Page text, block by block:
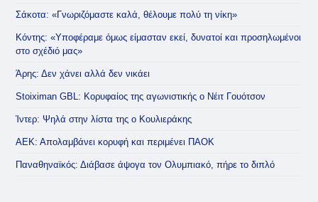
Σάκοτα: «Γνωριζόμαστε καλά, θέλουμε πολύ τη νίκη»
Κόντης: «Υποφέραμε όμως είμασταν εκεί, δυνατοί και προσηλωμένοι
στο σχέδιό μας»
Άρης: Δεν χάνει αλλά δεν νικάει
Stoiximan GBL: Κορυφαίος της αγωνιστικής ο Νέιτ Γουότσον
Ίντερ: Ψηλά στην λίστα της ο Κουλιεράκης
ΑΕΚ: Απολαμβάνει κορυφή και περιμένει ΠΑΟΚ
Παναθηναϊκός: Διάβασε άψογα τον Ολυμπιακό, πήρε το διπλό